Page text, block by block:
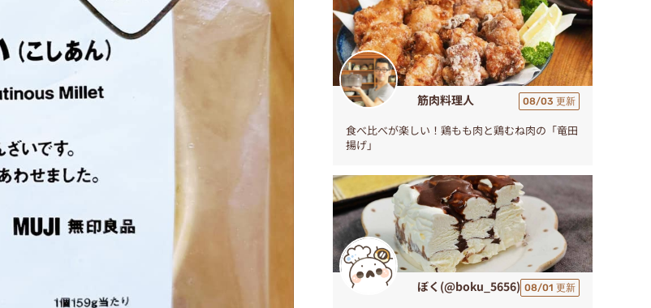
筋肉料理人 08/03 更新
食べ比べが楽しい！鶏もも肉と鶏むね肉の「竜田
揚げ」
ぼく(@boku_5656) 08/01 更新